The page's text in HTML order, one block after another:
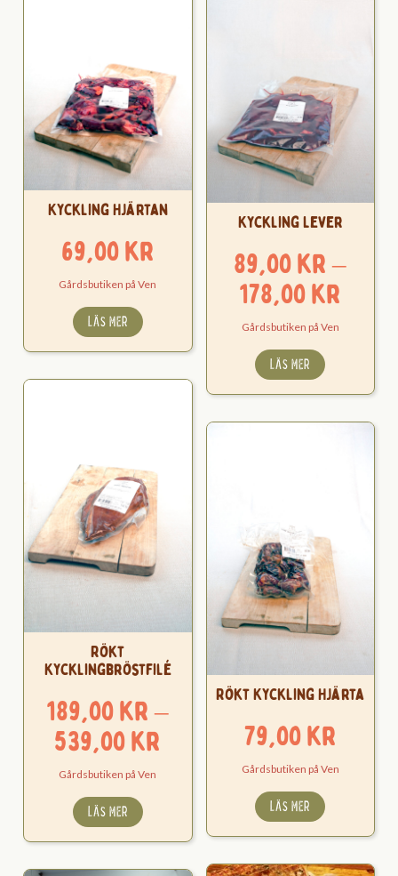
Kyckling Hjärtan
69,00kr
Gårdsbutiken på Ven
LÄS MER
Kyckling Lever
89,00kr –
178,00kr
Gårdsbutiken på Ven
LÄS MER
Rökt
Kycklingbröstfilé
189,00kr –
539,00kr Prisintervall:
189,00 kr
539,00 kr
Gårdsbutiken på Ven
LÄS MER
Rökt Kyckling Hjärta
79,00kr
Gårdsbutiken på Ven
LÄS MER